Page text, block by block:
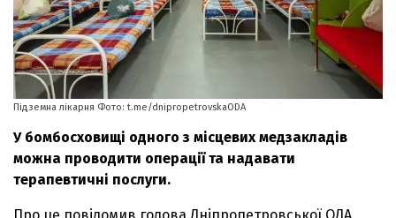
Підземна лікарня Фото: t.me/dnipropetrovskaODA
У бомбосховищі одного з місцевих медзакладів
можна проводити операції та надавати
терапевтичні послуги.
Про це повідомив голова Дніпропетровської ОДА,